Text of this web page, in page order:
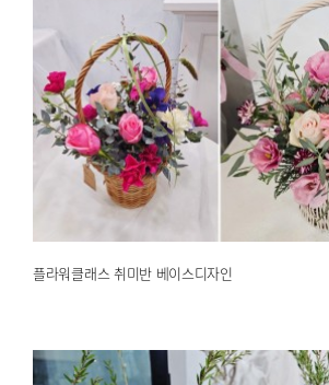
플라워클래스 취미반 베
2025.04.30해운대한국문화센터
플라워클래스 취미반 베이스디자인